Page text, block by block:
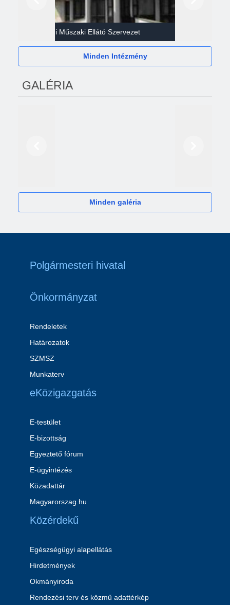
Gazdasági Műszaki Ellátó Szervezet
Minden Intézmény
GALÉRIA
Minden galéria
Polgármesteri hivatal
Önkormányzat
Rendeletek
Határozatok
SZMSZ
Munkaterv
eKözigazgatás
E-testület
E-bizottság
Egyeztető fórum
E-ügyintézés
Közadattár
Magyarorszag.hu
Közérdekű
Egészségügyi alapellátás
Hirdetmények
Okmányiroda
Rendezési terv és közmű adattérkép